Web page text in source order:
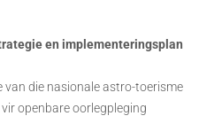
en implementeringsplan
die nasionale astro-toerisme
openbare oorlegpleging